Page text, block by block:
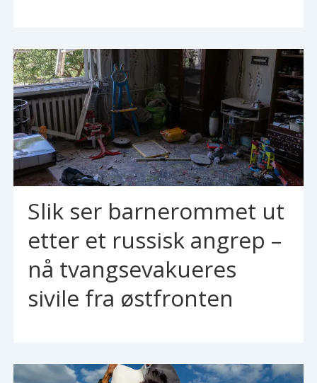
Slik ser barnerommet ut
etter et russisk angrep –
nå tvangsevakueres
sivile fra østfronten